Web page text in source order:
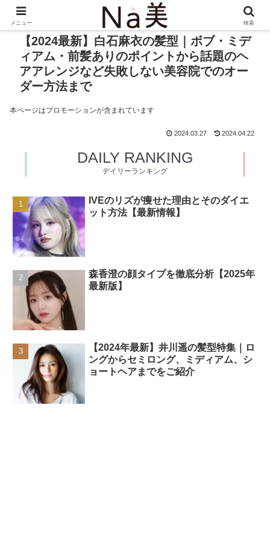
【2024最新】白石麻衣の髪型｜ボブ・ミデ
ィアム・前髪ありのポイントから話題のヘ
アアレンジなど失敗しない美容院でのオー
ダー方法まで
本ページはプロモーションが含まれています
2024.03.27 2024.04.22
DAILY RANKING
デイリーランキング
IVEのリズが痩せた理由とそのダイエ
ット方法【最新情報】
森香澄の顔タイプを徹底分析【2025年
最新版】
【2024年最新】井川遥の髪型特集｜ロ
ングからセミロング、ミディアム、シ
ョートヘアまでをご紹介
メニュー 検索